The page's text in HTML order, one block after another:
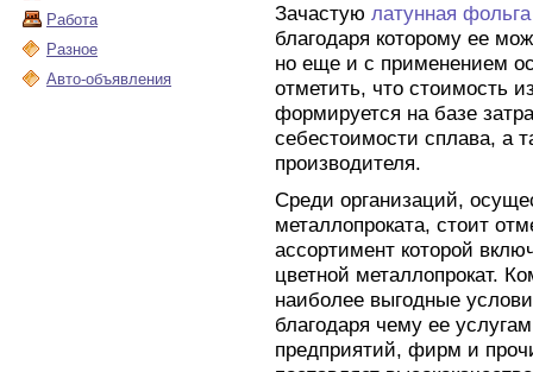
Работа
Разное
Авто-объявления
Зачастую латунная фольга
благодаря которому ее
но еще и с применением
отметить, что стоимость
формируется на базе
себестоимости сплава, а
производителя.
Среди организаций,
металлопроката, стоит
ассортимент которой
цветной металлопрокат.
наиболее выгодные
благодаря чему ее
предприятий, фирм и